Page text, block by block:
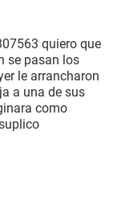
quiero que
se pasan los
le arrancharon
a una de sus
como